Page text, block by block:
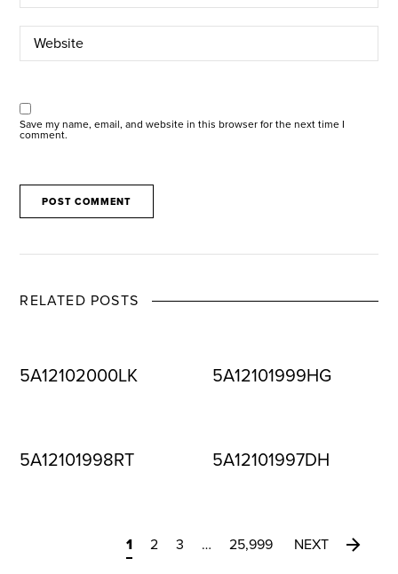
Save my name, email, and website in this browser for the next time I
comment.
RELATED POSTS
5A12102000LK 5A12101999HG
5A12101998RT 5A12101997DH
1 2 3 … 25,999 NEXT